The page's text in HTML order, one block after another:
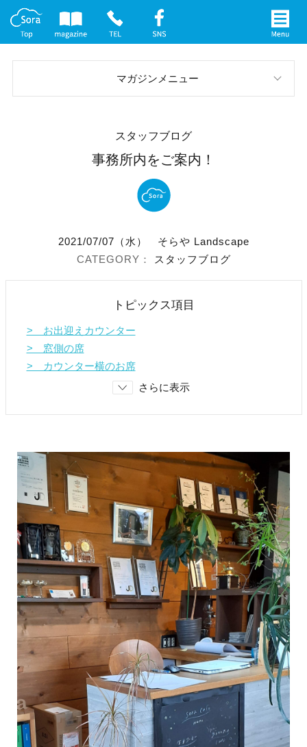
マガジンメニュー
イベント案内
社長インタビュー
スタッフブログ
事務所内をご案内！
2021/07/07（水）
そらや Landscape
スタッフブログ
トピックス項目
> お出迎えカウンター
> 窓側の席
> カウンター横のお席
さらに表示